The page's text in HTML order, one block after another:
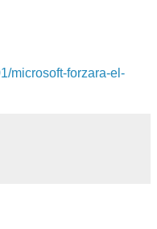
microsoft-forzara-el-